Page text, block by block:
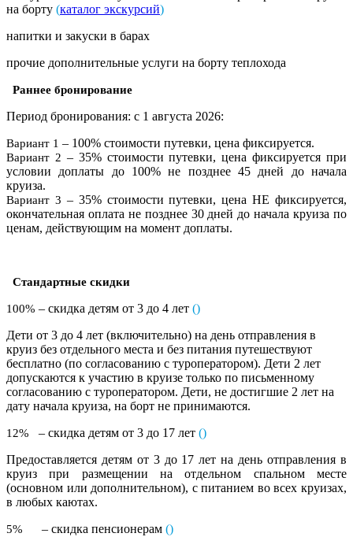
на борту (каталог экскурсий)
напитки и закуски в барах
прочие дополнительные услуги на борту теплохода
Раннее бронирование
Период бронирования: с 1 августа 2026:
Вариант 1 – 100% стоимости путевки, цена фиксируется.
Вариант 2 – 35% стоимости путевки, цена фиксируется при
условии доплаты до 100% не позднее 45 дней до начала
круиза.
Вариант 3 – 35% стоимости путевки, цена НЕ фиксируется,
окончательная оплата не позднее 30 дней до начала круиза по
ценам, действующим на момент доплаты.
Стандартные скидки
100% – скидка детям от 3 до 4 лет ()
Дети от 3 до 4 лет (включительно) на день отправления в
круиз без отдельного места и без питания путешествуют
бесплатно (по согласованию с туроператором). Дети 2 лет
допускаются к участию в круизе только по письменному
согласованию с туроператором. Дети, не достигшие 2 лет на
дату начала круиза, на борт не принимаются.
12% – скидка детям от 3 до 17 лет ()
Предоставляется детям от 3 до 17 лет на день отправления в
круиз при размещении на отдельном спальном месте
(основном или дополнительном), с питанием во всех круизах,
в любых каютах.
5% – скидка пенсионерам ()